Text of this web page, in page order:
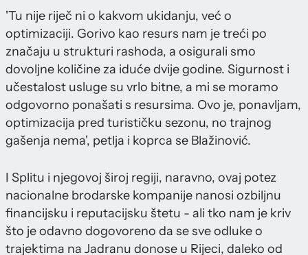
'Tu nije riječ ni o kakvom ukidanju, već o
optimizaciji. Gorivo kao resurs nam je treći po
značaju u strukturi rashoda, a osigurali smo
dovoljne količine za iduće dvije godine. Sigurnost i
učestalost usluge su vrlo bitne, a mi se moramo
odgovorno ponašati s resursima. Ovo je, ponavljam,
optimizacija pred turističku sezonu, no trajnog
gašenja nema', petlja i koprca se Blažinović.
I Splitu i njegovoj široj regiji, naravno, ovaj potez
nacionalne brodarske kompanije nanosi ozbiljnu
financijsku i reputacijsku štetu - ali tko nam je kriv
što je odavno dogovoreno da se sve odluke o
trajektima na Jadranu donose u Rijeci, daleko od